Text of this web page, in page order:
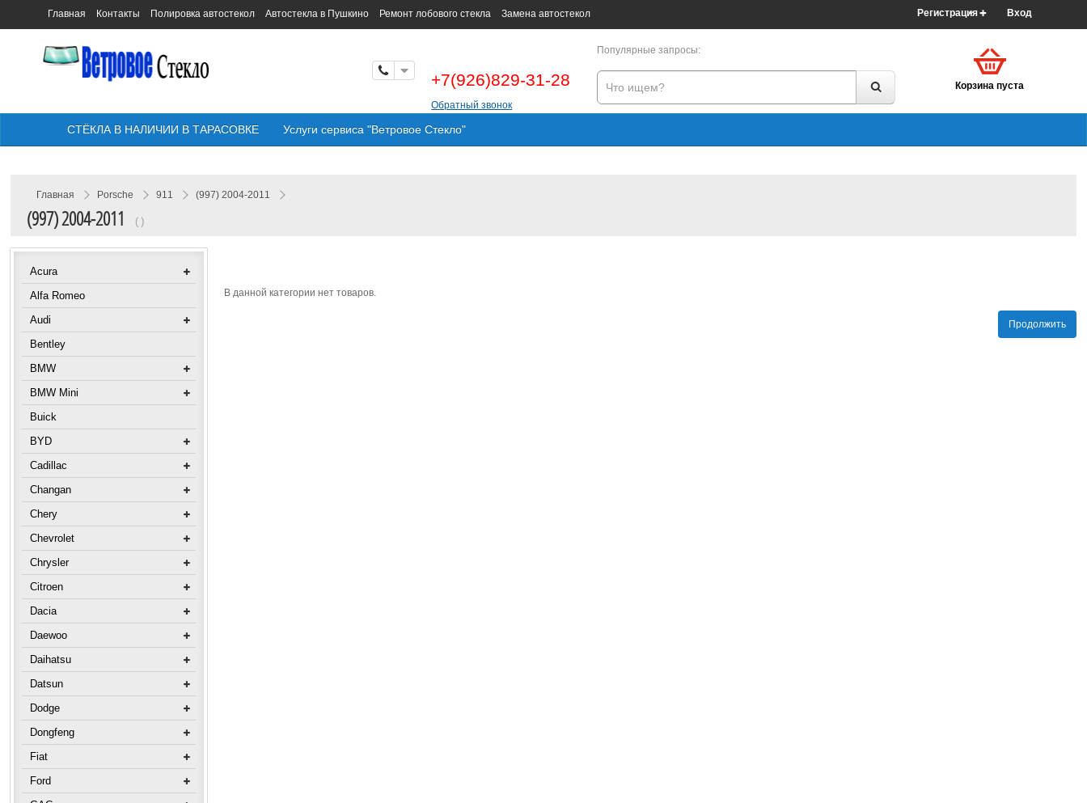
Главная Контакты Полировка автостекол Автостекла в Пушкино Ремонт лобового стекла Замена автостекол Вход
Регистрация
Корзина пуста
Популярные запросы:
+7(926)829-31-28
Обратный звонок
СТЁКЛА В НАЛИЧИИ В ТАРАСОВКЕ Услуги сервиса "Ветровое Стекло"
Главная Porsche 911 (997) 2004-2011
(997) 2004-2011 ( )
Acura
Alfa Romeo
Audi
Bentley
BMW
BMW Mini
Buick
BYD
Cadillac
Changan
Chery
Chevrolet
Chrysler
Citroen
Dacia
Daewoo
Daihatsu
Datsun
Dodge
Dongfeng
Fiat
Ford
В данной категории нет товаров.
Продолжить